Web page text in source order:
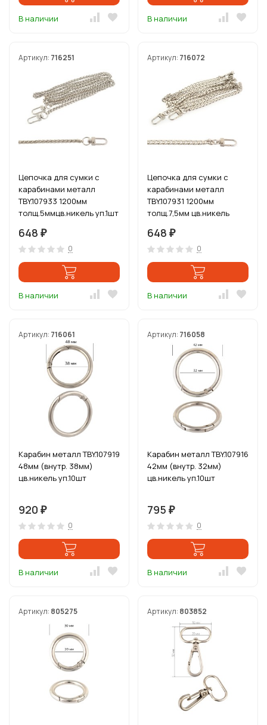
В наличии В наличии
Артикул: 716251
Цепочка для сумки с
карабинами металл
TBY.107933 1200мм
толщ.5ммцв.никель уп.1шт
648 ₽
0
В наличии
Артикул: 716072
Цепочка для сумки с
карабинами металл
TBY.107931 1200мм
толщ.7,5мм цв.никель
648 ₽
0
В наличии
Артикул: 716061
Карабин металл TBY.107919
48мм (внутр. 38мм)
цв.никель уп.10шт
920 ₽
0
В наличии
Артикул: 716058
Карабин металл TBY.107916
42мм (внутр. 32мм)
цв.никель уп.10шт
795 ₽
0
В наличии
Артикул: 805275 Артикул: 803852